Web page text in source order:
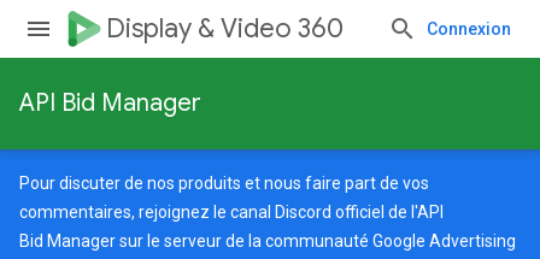
Display & Video 360 Connexion
API Bid Manager
Pour discuter de nos produits et nous faire part de vos
commentaires, rejoignez le canal Discord officiel de l'API
Bid Manager sur le serveur de la communauté Google Advertising